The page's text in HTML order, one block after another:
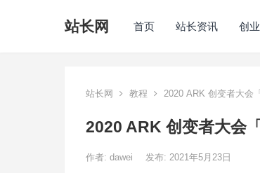
站长网 首页 站长资讯 创业
站长网 教程 2020 ARK 创变者大会
2020 ARK 创变者大会
作者: dawei 发布: 2021年5月23日